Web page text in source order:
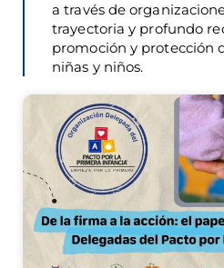
a través de
trayectoria y profundo
promoción y protección
niñas y niños.